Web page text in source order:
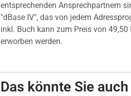
entsprechenden Ansprechpartnern
"dBase IV", das von jedem
inkl. Buch kann zum Preis von
erworben werden.
Das könnte Sie